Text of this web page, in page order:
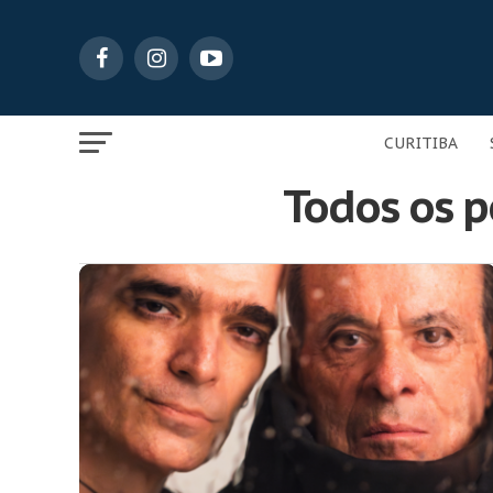
CURITIBA
Todos os